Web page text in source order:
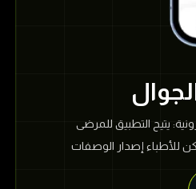
يتيح التطبيق للمرضى
للأطباء إصدار الوصفات
وتنفيذها دون الحاجة